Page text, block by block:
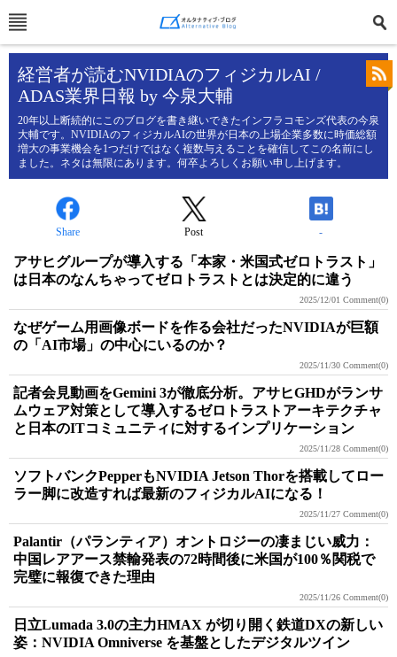
経営者が読むNVIDIAのフィジカルAI /
ADAS業界日報 by 今泉大輔
20年以上断続的にこのブログを書き継いできたインフラコモンズ代表の今泉
大輔です。NVIDIAのフィジカルAIの世界が日本の上場企業多数に時価総額
増大の事業機会を1つだけではなく複数与えることを確信してこの名前にし
ました。ネタは無限にあります。何卒よろしくお願い申し上げます。
Share Post -
アサヒグループが導入する「本家・米国式ゼロトラスト」
は日本のなんちゃってゼロトラストとは決定的に違う
2025/12/01 Comment(0)
なぜゲーム用画像ボードを作る会社だったNVIDIAが巨額
の「AI市場」の中心にいるのか？
2025/11/30 Comment(0)
記者会見動画をGemini 3が徹底分析。アサヒGHDがランサ
ムウェア対策として導入するゼロトラストアーキテクチャ
と日本のITコミュニティに対するインプリケーション
2025/11/28 Comment(0)
ソフトバンクPepperもNVIDIA Jetson Thorを搭載してロー
ラー脚に改造すれば最新のフィジカルAIになる！
2025/11/27 Comment(0)
Palantir（パランティア）オントロジーの凄まじい威力：
中国レアアース禁輸発表の72時間後に米国が100％関税で
完璧に報復できた理由
2025/11/26 Comment(0)
日立Lumada 3.0の主力HMAX が切り開く鉄道DXの新しい
姿：NVIDIA Omniverse を基盤としたデジタルツイン